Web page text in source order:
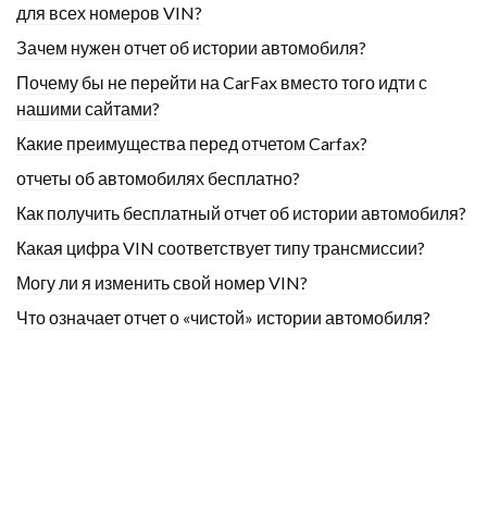
для всех номеров VIN?
Зачем нужен отчет об истории автомобиля?
Почему бы не перейти на CarFax вместо того идти с
нашими сайтами?
Какие преимущества перед отчетом Carfax?
отчеты об автомобилях бесплатно?
Как получить бесплатный отчет об истории автомобиля?
Какая цифра VIN соответствует типу трансмиссии?
Могу ли я изменить свой номер VIN?
Что означает отчет о «чистой» истории автомобиля?